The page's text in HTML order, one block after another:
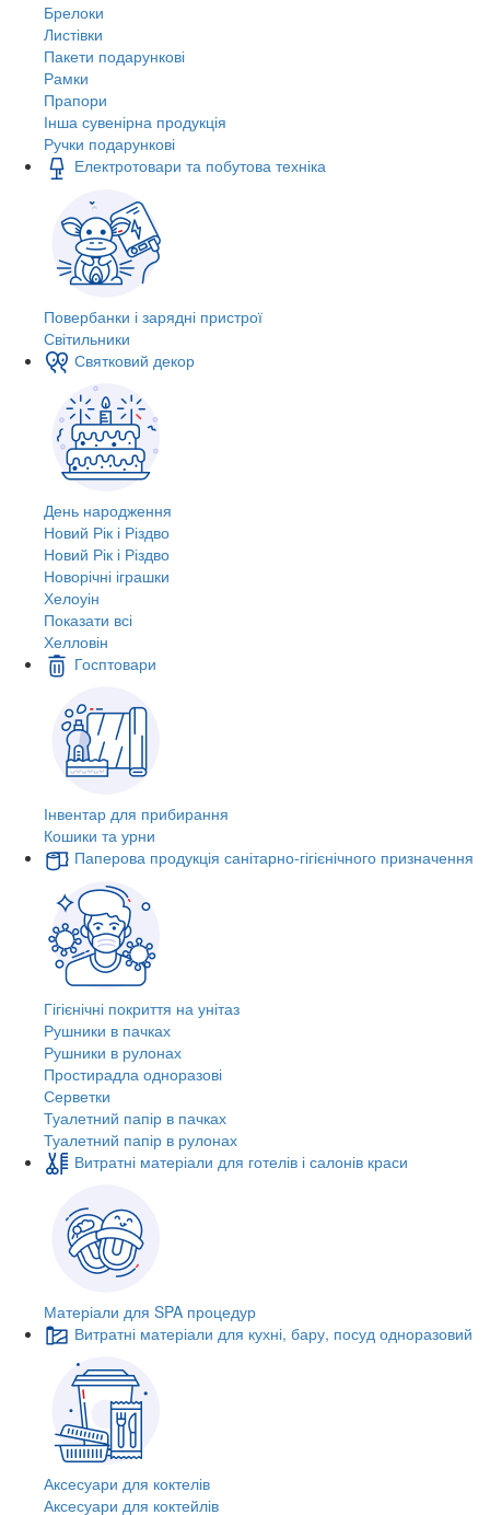
Брелоки
Листівки
Пакети подарункові
Рамки
Прапори
Інша сувенірна продукція
Ручки подарункові
Електротовари та побутова техніка
Повербанки і зарядні пристрої
Світильники
Святковий декор
День народження
Новий Рік і Різдво
Новий Рік і Різдво
Новорічні іграшки
Хелоуін
Показати всі
Хелловін
Госптовари
Інвентар для прибирання
Кошики та урни
Паперова продукція санітарно-гігієнічного призначення
Гігієнічні покриття на унітаз
Рушники в пачках
Рушники в рулонах
Простирадла одноразові
Серветки
Туалетний папір в пачках
Туалетний папір в рулонах
Витратні матеріали для готелів і салонів краси
Матеріали для SPA процедур
Витратні матеріали для кухні, бару, посуд одноразовий
Аксесуари для коктелів
Аксесуари для коктейлів